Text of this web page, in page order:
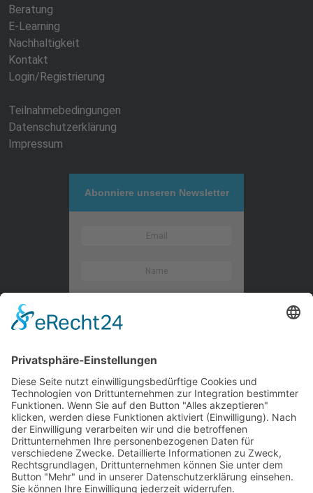
Beratung
E-Learning
Nachhaltigkeit
Kontakt
Login/Registrierung
Teilnahmebedingungen
Datenschutzerklärung
Impressum
Abonniere unseren Newsletter
Kontaktieren Sie uns
WalBee
Bizzmade GmbH
Gießereistraße 29
83022 Rosenheim
Tel.:+49 8031 282 09 50